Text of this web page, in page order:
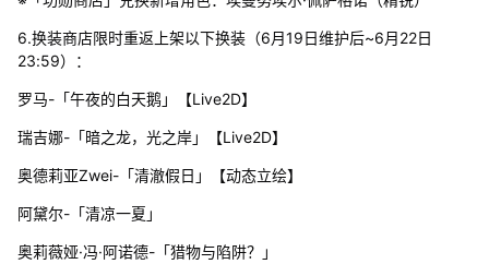
6.换装商店限时重返上架以下换装（6月19日维护后~6月22日
23:59）：
罗马-「午夜的白天鹅」【Live2D】
瑞吉娜-「暗之龙，光之岸」【Live2D】
奥德莉亚Zwei-「清澈假日」【动态立绘】
阿黛尔-「清凉一夏」
奥莉薇娅·冯·阿诺德-「猎物与陷阱？」